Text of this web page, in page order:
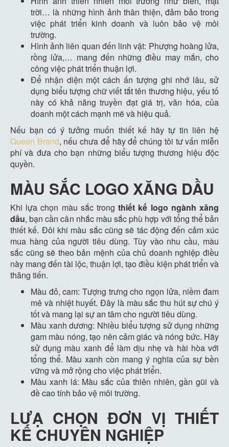
trời… là những hình ảnh thân thiện, đảm bảo trong
việc phát triển kinh doanh và luôn bảo vệ môi
trường.
Hình ảnh liên quan đến linh vật: Phượng hoàng lửa,
rồng lửa,… mang đến những điều may mắn, cho
công việc phát triển thuận lợi.
Để nhận diện một cách ấn tượng ghi nhớ lâu, sử
dụng biểu tượng chữ viết tắt tên thương hiệu, yếu tố
này có khả năng truyền đạt giá trị, văn hóa, của
doanh một cách mạnh mẽ và hiệu quả.
Nếu bạn có ý tưởng muốn thiết kế hãy tự tin liên hệ
Queen Brand, nếu chưa để hãy để chúng tôi tư vấn miễn
phí và đưa cho bạn những biểu tượng thương hiệu độc
quyền.
MÀU SẮC LOGO XĂNG DẦU
Khi lựa chọn màu sắc trong thiết kế logo ngành xăng
dầu, bạn cần cân nhắc màu sắc phù hợp với tổng thể bản
thiết kế. Đôi khi màu sắc cũng sẽ tác động đến cảm xúc
mua hàng của người tiêu dùng. Tùy vào nhu cầu, màu
sắc cũng sẽ theo bản mệnh của chủ doanh nghiệp điều
này mang đến tài lộc, thuận lợi, tạo điều kiện phát triển và
thăng tiến.
Màu đỏ, cam: Tượng trưng cho ngọn lửa, niềm đam
mê và nhiệt huyết. Đây là màu sắc thu hút sự chú ý
tốt và mang lại sự an tâm cho người tiêu dùng.
Màu xanh dương: Nhiều biểu tượng sử dụng những
gam màu nóng, tạo nên cảm giác và nóng bức. Hãy
sử dụng màu xanh để làm dịu nhẹ và hài hòa với
tổng thể. Màu xanh còn mang ý nghĩa của sự bền
vững và mở rộng cho việc phát triển.
Màu xanh lá: Màu sắc của thiên nhiên, gần gũi và
đề cao tính bảo vệ môi trường.
LƯẠ CHỌN ĐƠN VỊ THIẾT
KẾ CHUYÊN NGHIỆP